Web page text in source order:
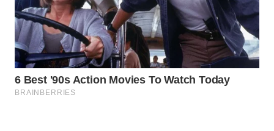
WAHANANEWS
NET
WAHANA
SPORT